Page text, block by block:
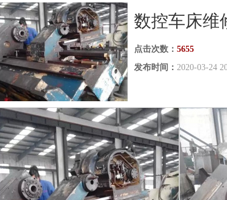
数控车床维
点击次数： 5655
发布时间： 2020-03-24